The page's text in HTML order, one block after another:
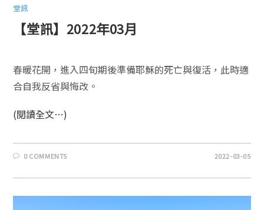
堂訊
【堂訊】2022年03月
春暖花開，進入四旬期後準備耶穌的死亡與復活，此時適
合自我反省與悔改。
(閱讀全文…)
0 COMMENTS 2022-03-05